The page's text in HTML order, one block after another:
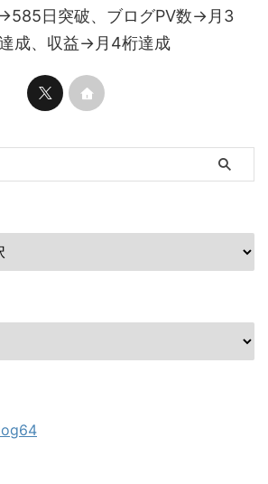
日突破、ブログPV数→月3
成、収益→月4桁達成